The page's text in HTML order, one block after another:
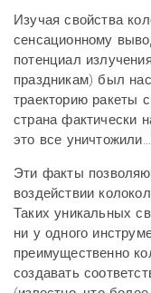
Изучая свойства
сенсационному
потенциал
праздникам) был
траекторию ракеты
страна фактически
это все
Эти факты
воздействии
Таких уникальных
ни у одного
преимущественно
создавать